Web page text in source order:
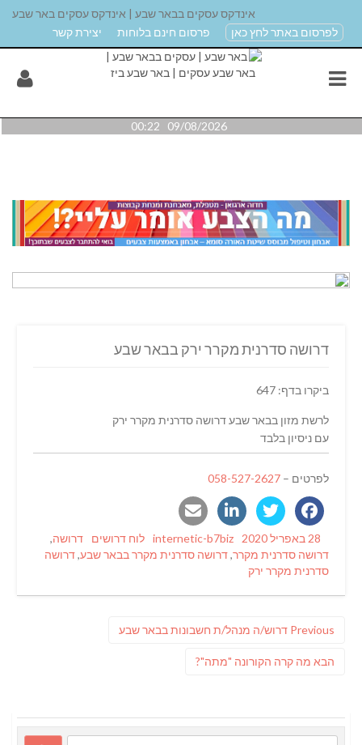
אינדקס עסקים בבאר שבע | אינדקס עסקים באר שבע
לפרסום באתר לחץ כאן
פרסום חינם בלוחות יצירת קשר
09/08/2026 00:22
דרושה סדרנית מקרר ירק בבאר שבע
ביקרו בדף: 647
לרשת מזון בבאר שבע דרושה סדרנית מקרר ירק
עם ניסיון בלבד
לפרטים – 058-527-2627
Posted
on
28 באפריל 2020 Author
internetic-b7biz
Categories
לוח דרושים Tags
דרושה,
דרושה סדרנית מקרר,דרושה סדרנית מקרר בבאר שבע,דרושה
סדרנית מקרר ירק
Previous
Previous
דרוש/ה מנהל/ת חשבונות בבאר שבע
הבא פוסט
מה קרה הקורונה "מתה"?